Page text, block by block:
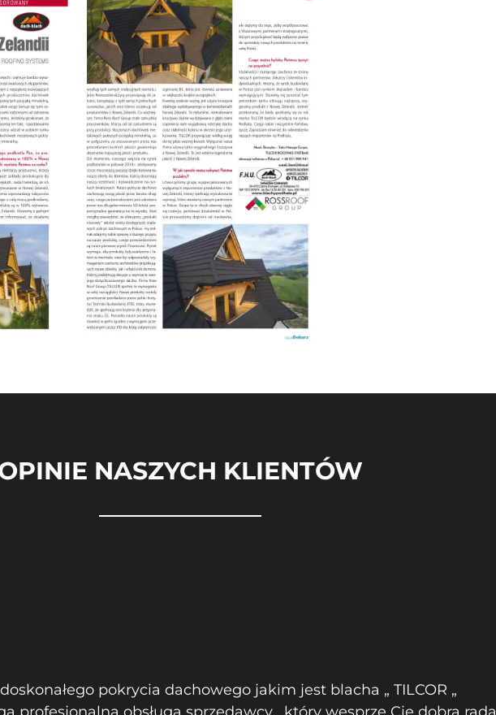
NASZYCH KLIENTÓW
pokrycia dachowego jakim jest blacha „ TILCOR „